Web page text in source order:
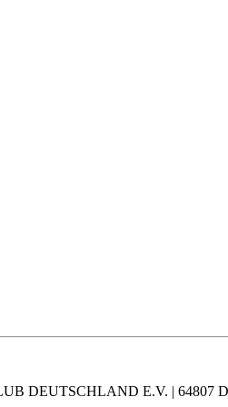
DEUTSCHLAND E.V. | 64807